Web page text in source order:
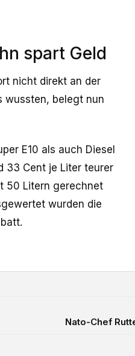
spart Geld
nicht direkt an der
wussten, belegt nun
E10 als auch Diesel
33 Cent je Liter teurer
50 Litern gerechnet
wurden die
Nato-Chef